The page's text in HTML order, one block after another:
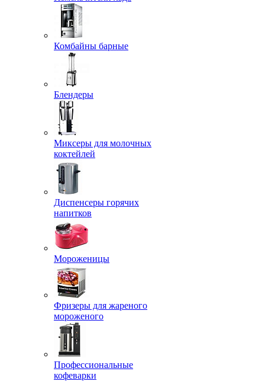
Комбайны барные
Блендеры
Миксеры для молочных
коктейлей
Диспенсеры горячих
напитков
Мороженицы
Фризеры для жареного
мороженого
Профессиональные
кофеварки